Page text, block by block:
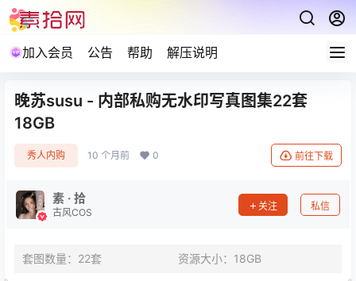
加入会员 公告 帮助 解压说明
晚苏susu - 内部私购无水印写真图集22套
18GB
秀人内购 10 个月前 0 前往下载
素 · 拾
古风COS
关注 私信
套图数量：22套 资源大小：18GB